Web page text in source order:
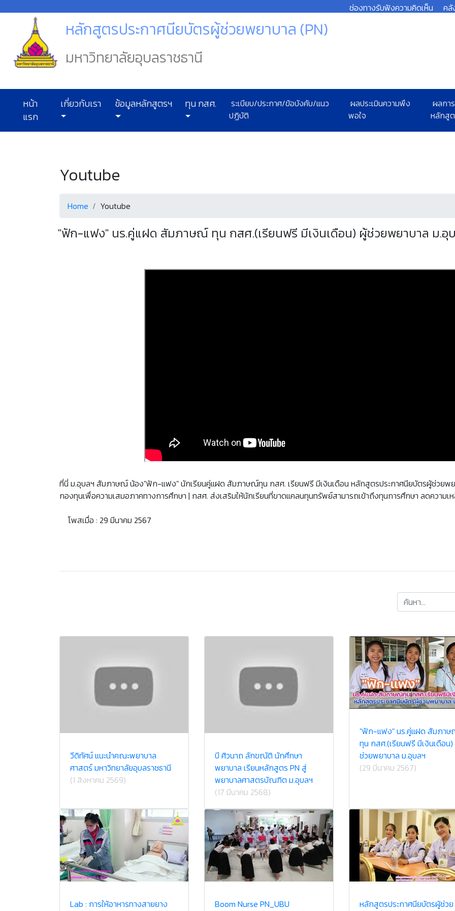
ช่องทางรับฟังความคิดเห็น คลั
หลักสูตรประกาศนียบัตรผู้ช่วยพยาบาล (PN)
มหาวิทยาลัยอุบลราชธานี
หน้า
แรก
เกี่ยวกับเรา ข้อมูลหลักสูตรฯ ทุน กสศ.
ระเบียบ/ประกาศ/ข้อบังคับ/แนว
ปฏิบัติ
ผลประเมินความพึง
พอใจ
ผลกา
หลักสู
Youtube
Home Youtube
"ฟัก-แฟง" นร.คู่แฝด สัมภาษณ์ ทุน กสศ.(เรียนฟรี มีเงินเดือน) ผู้ช่วยพยาบาล ม.อุ
ที่นี่ ม.อุบลฯ สัมภาษณ์ น้อง"ฟัก-แฟง" นักเรียนคู่แฝด สัมภาษณ์ทุน กสศ. เรียนฟรี มีเงินเดือน หลักสูตรประกาศนียบัตรผู้ช่วยพ
กองทุนเพื่อความเสมอภาคทางการศึกษา | กสศ. ส่งเสริมให้นักเรียนที่ขาดแคลนทุนทรัพย์สามารถเข้าถึงทุนการศึกษา ลดความเ
โพสเมื่อ : 29 มีนาคม 2567
วีดิทัศน์ แนะนำคณะพยาบาล
ศาสตร์ มหาวิทยาลัยอุบลราชธานี
(1 สิงหาคม 2569)
บี ศิวนาถ ลักขณัติ นักศึกษา
พยาบาล เรียนหลักสูตร PN สู่
พยาบาลศาสตรบัณฑิต ม.อุบลฯ
(17 มีนาคม 2568)
"ฟัก-แฟง" นร.คู่แฝด สัมภา
ทุน กสศ.(เรียนฟรี มีเงินเดือน
ช่วยพยาบาล ม.อุบลฯ
(29 มีนาคม 2567)
Lab : การให้อาหารทางสายยาง
Boom Nurse PN_UBU
หลักสูตรประกาศนียบัตรผู้ช่วย